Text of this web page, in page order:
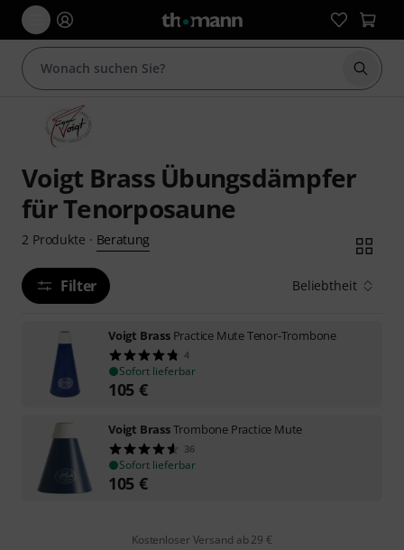
Suche
Voigt Brass Übungsdämpfer
für Tenorposaune
2 Produkte · Beratung
Filter Beliebtheit
Voigt Brass Practice Mute Tenor-Trombone
4
Sofort lieferbar
105 €
Voigt BrassTrombone Practice Mute
36
Sofort lieferbar
105 €
Kostenloser Versand ab 29 €